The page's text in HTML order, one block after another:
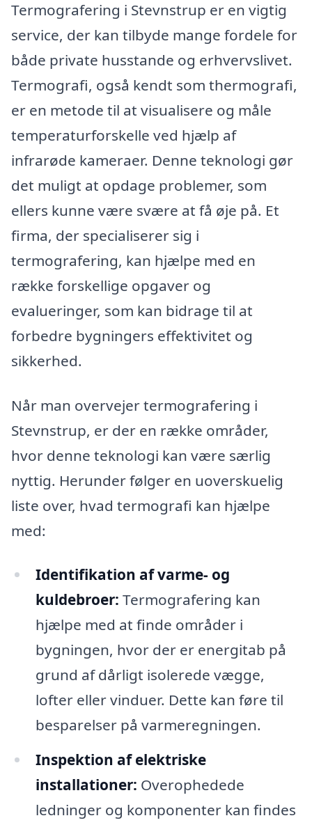
Termografering i Stevnstrup er en vigtig
service, der kan tilbyde mange fordele for
både private husstande og erhvervslivet.
Termografi, også kendt som thermografi,
er en metode til at visualisere og måle
temperaturforskelle ved hjælp af
infrarøde kameraer. Denne teknologi gør
det muligt at opdage problemer, som
ellers kunne være svære at få øje på. Et
firma, der specialiserer sig i
termografering, kan hjælpe med en
række forskellige opgaver og
evalueringer, som kan bidrage til at
forbedre bygningers effektivitet og
sikkerhed.
Når man overvejer termografering i
Stevnstrup, er der en række områder,
hvor denne teknologi kan være særlig
nyttig. Herunder følger en uoverskuelig
liste over, hvad termografi kan hjælpe
med:
Identifikation af varme- og
kuldebroer: Termografering kan
hjælpe med at finde områder i
bygningen, hvor der er energitab på
grund af dårligt isolerede vægge,
lofter eller vinduer. Dette kan føre til
besparelser på varmeregningen.
Inspektion af elektriske
installationer: Overophedede
ledninger og komponenter kan findes